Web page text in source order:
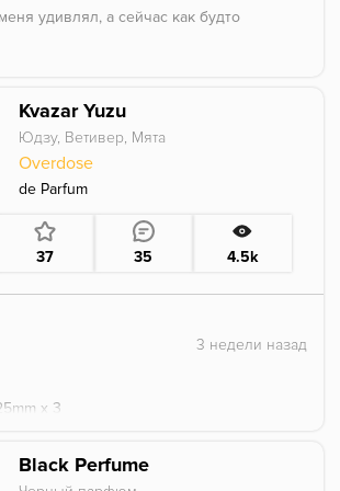
удивлял, а сейчас как будто
Kvazar Yuzu
Юдзу, Ветивер, Мята
Overdose
de Parfum
37 35 4.5k
x 3
- зацепило прежде всего
Black Perfume